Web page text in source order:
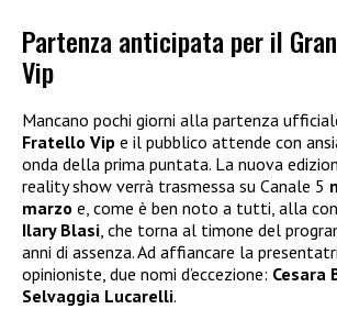
Partenza anticipata per il
Vip
Mancano pochi giorni alla partenza
Fratello Vip e il pubblico attende con
onda della prima puntata. La nuova
reality show verrà trasmessa su Canale 5
marzo e, come è ben noto a tutti, alla
Ilary Blasi, che torna al timone del
anni di assenza. Ad affiancare la
opinioniste, due nomi d’eccezione: Cesara
Selvaggia Lucarelli.